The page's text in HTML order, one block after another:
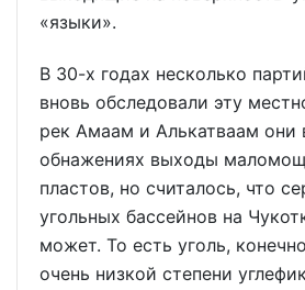
«языки».
В 30-х годах несколько
вновь обследовали эту
рек Амаам и Алькатваам они
обнажениях выходы
пластов, но считалось, что
угольных бассейнов на
может. То есть уголь,
очень низкой степени